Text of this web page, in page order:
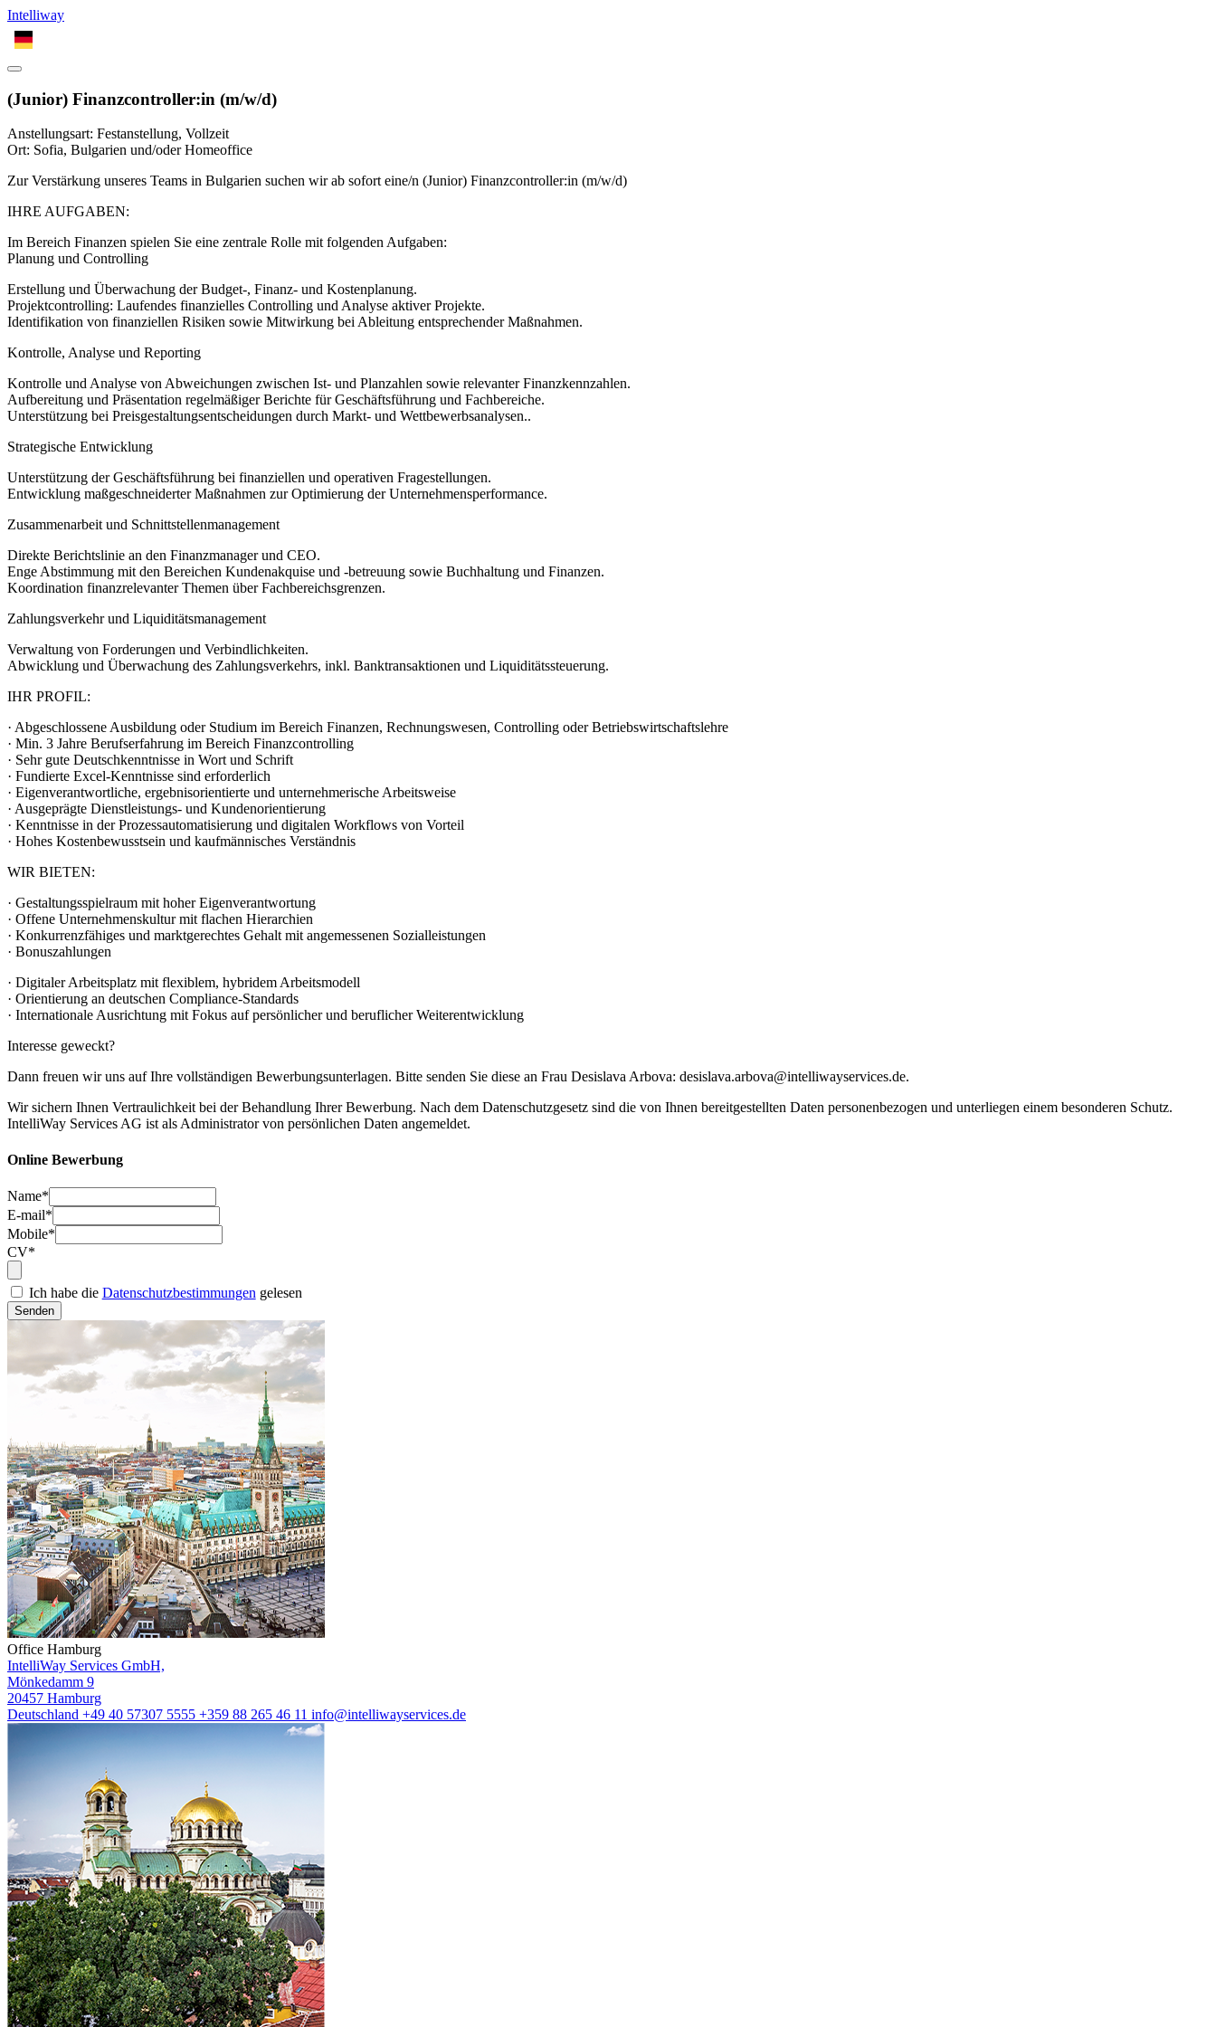
Intelliway
(Junior) Finanzcontroller:in (m/w/d)
Anstellungsart: Festanstellung, Vollzeit
Ort: Sofia, Bulgarien und/oder Homeoffice
Zur Verstärkung unseres Teams in Bulgarien suchen wir ab sofort eine/n (Junior) Finanzcontroller:in (m/w/d)
IHRE AUFGABEN:
Im Bereich Finanzen spielen Sie eine zentrale Rolle mit folgenden Aufgaben:
Planung und Controlling
Erstellung und Überwachung der Budget-, Finanz- und Kostenplanung.
Projektcontrolling: Laufendes finanzielles Controlling und Analyse aktiver Projekte.
Identifikation von finanziellen Risiken sowie Mitwirkung bei Ableitung entsprechender Maßnahmen.
Kontrolle, Analyse und Reporting
Kontrolle und Analyse von Abweichungen zwischen Ist- und Planzahlen sowie relevanter Finanzkennzahlen.
Aufbereitung und Präsentation regelmäßiger Berichte für Geschäftsführung und Fachbereiche.
Unterstützung bei Preisgestaltungsentscheidungen durch Markt- und Wettbewerbsanalysen..
Strategische Entwicklung
Unterstützung der Geschäftsführung bei finanziellen und operativen Fragestellungen.
Entwicklung maßgeschneiderter Maßnahmen zur Optimierung der Unternehmensperformance.
Zusammenarbeit und Schnittstellenmanagement
Direkte Berichtslinie an den Finanzmanager und CEO.
Enge Abstimmung mit den Bereichen Kundenakquise und -betreuung sowie Buchhaltung und Finanzen.
Koordination finanzrelevanter Themen über Fachbereichsgrenzen.
Zahlungsverkehr und Liquiditätsmanagement
Verwaltung von Forderungen und Verbindlichkeiten.
Abwicklung und Überwachung des Zahlungsverkehrs, inkl. Banktransaktionen und Liquiditätssteuerung.
IHR PROFIL:
· Abgeschlossene Ausbildung oder Studium im Bereich Finanzen, Rechnungswesen, Controlling oder Betriebswirtschaftslehre
· Min. 3 Jahre Berufserfahrung im Bereich Finanzcontrolling
· Sehr gute Deutschkenntnisse in Wort und Schrift
· Fundierte Excel-Kenntnisse sind erforderlich
· Eigenverantwortliche, ergebnisorientierte und unternehmerische Arbeitsweise
· Ausgeprägte Dienstleistungs- und Kundenorientierung
· Kenntnisse in der Prozessautomatisierung und digitalen Workflows von Vorteil
· Hohes Kostenbewusstsein und kaufmännisches Verständnis
WIR BIETEN:
· Gestaltungsspielraum mit hoher Eigenverantwortung
· Offene Unternehmenskultur mit flachen Hierarchien
· Konkurrenzfähiges und marktgerechtes Gehalt mit angemessenen Sozialleistungen
· Bonuszahlungen
· Digitaler Arbeitsplatz mit flexiblem, hybridem Arbeitsmodell
· Orientierung an deutschen Compliance-Standards
· Internationale Ausrichtung mit Fokus auf persönlicher und beruflicher Weiterentwicklung
Interesse geweckt?
Dann freuen wir uns auf Ihre vollständigen Bewerbungsunterlagen. Bitte senden Sie diese an Frau Desislava Arbova: desislava.arbova@intelliwayservices.de.
Wir sichern Ihnen Vertraulichkeit bei der Behandlung Ihrer Bewerbung. Nach dem Datenschutzgesetz sind die von Ihnen bereitgestellten Daten personenbezogen und unterliegen einem besonderen Schutz.
IntelliWay Services AG ist als Administrator von persönlichen Daten angemeldet.
Online Bewerbung
Name*
E-mail*
Mobile*
CV*
Ich habe die Datenschutzbestimmungen gelesen
Senden
Office Hamburg
IntelliWay Services GmbH,
Mönkedamm 9
20457 Hamburg
Deutschland +49 40 57307 5555 +359 88 265 46 11 info@intelliwayservices.de